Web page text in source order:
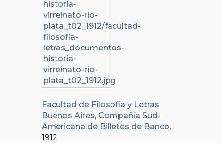
Facultad de Filosofía y Letras
Buenos Aires, Compañía Sud-
Americana de Billetes de Banco,
1912